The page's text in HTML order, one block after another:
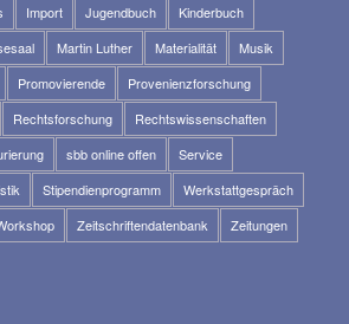
Import Jugendbuch
Kinderbuch
Martin Luther Materialität
Musik
Promovierende
Provenienzforschung
Rechtsforschung
Rechtswissenschaften
sbb online offen
Service
Stipendienprogramm
Werkstattgespräch
Zeitschriftendatenbank
Zeitungen